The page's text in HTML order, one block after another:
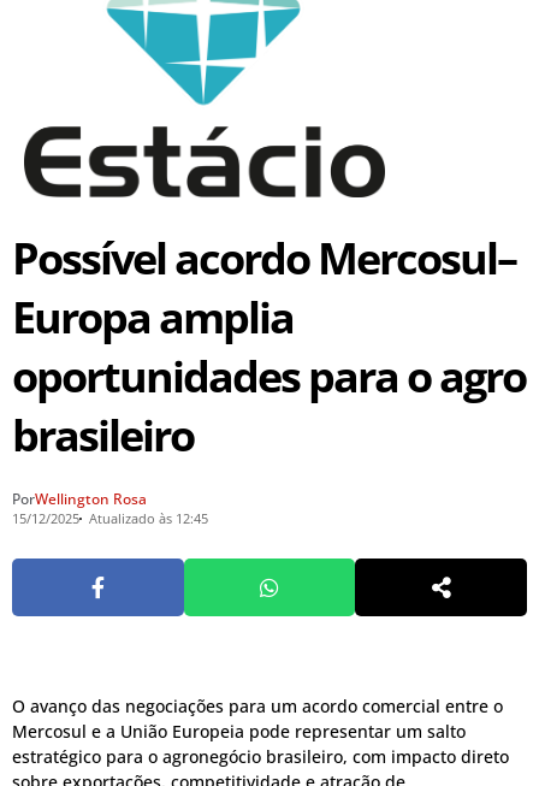
Possível acordo Mercosul–
Europa amplia
oportunidades para o agro
brasileiro
PorWellington Rosa
15/12/2025 Atualizado às 12:45
O avanço das negociações para um acordo comercial entre o
Mercosul e a União Europeia pode representar um salto
estratégico para o agronegócio brasileiro, com impacto direto